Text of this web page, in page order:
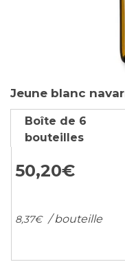
to
the
beginning
of
the
images
Jeune blanc
Boîte de 6
bouteilles
50,20€
8,37€ / bouteille